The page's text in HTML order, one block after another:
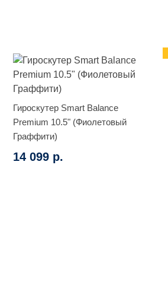
Гироскутер Smart Balance
Premium 10.5" (Фиолетовый
Граффити)
14 099 р.